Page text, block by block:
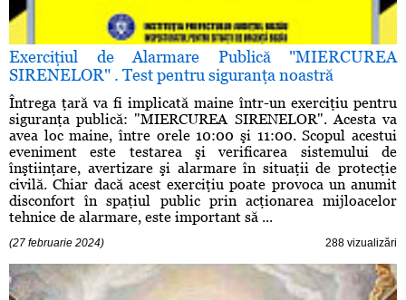
Exerciţiul de Alarmare Publică "MIERCUREA
SIRENELOR" . Test pentru siguranţa noastră
Întrega ţară va fi implicată maine într-un exerciţiu pentru
siguranţa publică: "MIERCUREA SIRENELOR". Acesta va
avea loc maine, între orele 10:00 şi 11:00. Scopul acestui
eveniment este testarea şi verificarea sistemului de
înştiinţare, avertizare şi alarmare în situaţii de protecţie
civilă. Chiar dacă acest exerciţiu poate provoca un anumit
disconfort în spaţiul public prin acţionarea mijloacelor
tehnice de alarmare, este important să ...
(27 februarie 2024) 288 vizualizări